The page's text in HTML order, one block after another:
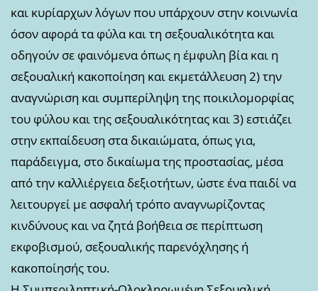
και κυρίαρχων λόγων που υπάρχουν στην κοινωνία
όσον αφορά τα φύλα και τη σεξουαλικότητα και
οδηγούν σε φαινόμενα όπως η έμφυλη βία και η
σεξουαλική κακοποίηση και εκμετάλλευση 2) την
αναγνώριση και συμπερίληψη της ποικιλομορφίας
του φύλου και της σεξουαλικότητας και 3) εστιάζει
στην εκπαίδευση στα δικαιώματα, όπως για,
παράδειγμα, στο δικαίωμα της προστασίας, μέσα
από την καλλιέργεια δεξιοτήτων, ώστε ένα παιδί να
λειτουργεί με ασφαλή τρόπο αναγνωρίζοντας
κινδύνους και να ζητά βοήθεια σε περίπτωση
εκφοβισμού, σεξουαλικής παρενόχλησης ή
κακοποίησής του.